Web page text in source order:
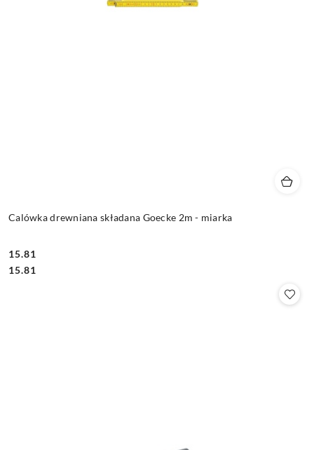
Calówka drewniana składana Goecke 2m - miarka
Cena:
15.81
Cena:
15.81